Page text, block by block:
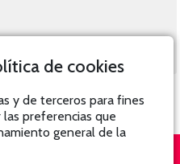
de cookies
y de terceros para fines
preferencias que
general de la